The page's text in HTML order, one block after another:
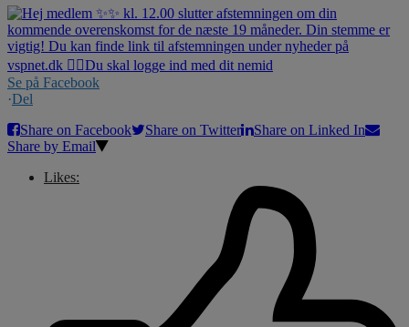
Se på Facebook
·Del
Share on Facebook
Share on Twitter
Share on Linked In
Share by Email
Likes: